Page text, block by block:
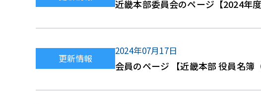
近畿本部委員会のページ【2024年
更新情報
2024年07月17日
会員のページ 【近畿本部 役員名簿